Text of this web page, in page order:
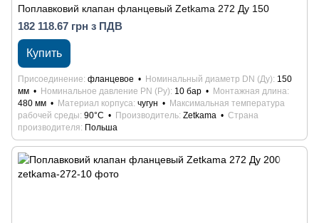
Поплавковий клапан фланцевый Zetkama 272 Ду 150
182 118.67 грн з ПДВ
Купить
Присоединение фланцевое Номинальный диаметр DN (Ду) 150
мм
Номинальное давление PN (Ру) 10 бар
Монтажная длина
480 мм
Материал корпуса чугун
Максимальная температура
рабочей среды 90°С Производитель Zetkama
Страна
производителя
Польша